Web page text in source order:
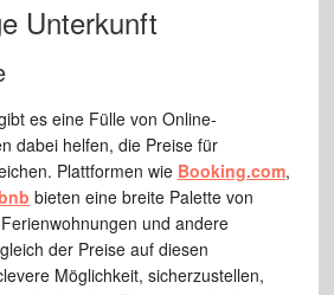
Unterkunft
es eine Fülle von Online-
dabei helfen, die Preise für
Plattformen wie Booking.com,
bieten eine breite Palette von
und andere
der Preise auf diesen
Möglichkeit, sicherzustellen,